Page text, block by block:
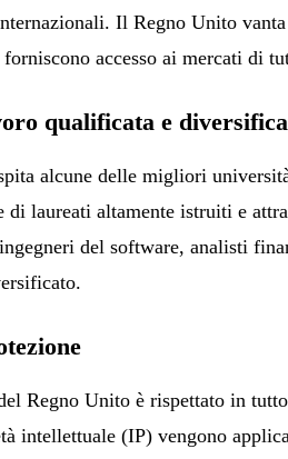
Il Regno Unito
accesso ai mercati di
qualificata e
alcune delle migliori
di laureati altamente istruiti e
del software, analisti
Regno Unito è rispettato in
intellettuale (IP) vengono